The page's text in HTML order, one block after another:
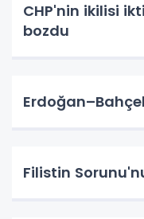
CHP'nin ikilisi
bozdu
Filistin